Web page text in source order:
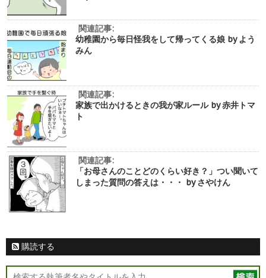
関連記事:
幼稚園から毎日怪我をして帰ってくる娘 by よう
みん
関連記事:
家族で出かけるときの我が家ルール by 赤井トマ
ト
関連記事:
「お母さんのことどのくらい好き？」つい聞いて
しまった質問の答えは・・・ by さやけん
購読する